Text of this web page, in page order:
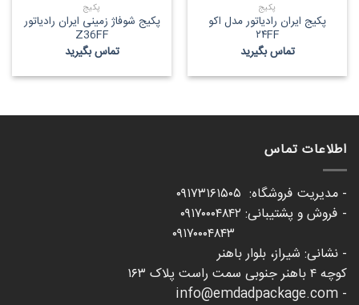
پکیج
پکیج ایران رادیاتور مدل اکو
۲۴FF
تماس بگیرید
پکیج
پکیج شوفاژ زمینی ایران رادیاتور
Z36FF
تماس بگیرید
اطلاعات تماس
- مدیریت فروشگاه: ۰۹۱۷۳۱۶۱۵۰۵
- فروش و پشتیبانی: ۰۹۱۷۰۰۰۴۸۴۲
- نشانی: شیراز، بلوار باهنر
کوچه ۴ باهنر جنوبی سمت راست پلاک ۱۶۳
- info@emdadpackage.com